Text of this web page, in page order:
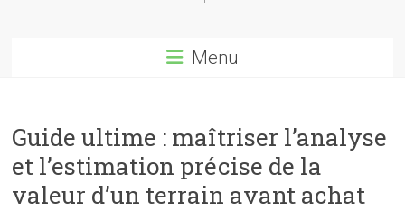
Menu
Guide ultime : maîtriser l’analyse
et l’estimation précise de la
valeur d’un terrain avant achat